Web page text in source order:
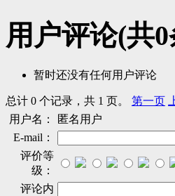
用户评论(共0
暂时还没有任何用户评论
总计 0 个记录，共 1 页。 第一页
用户名：
匿名用户
E-mail：
评价等
级：
评论内